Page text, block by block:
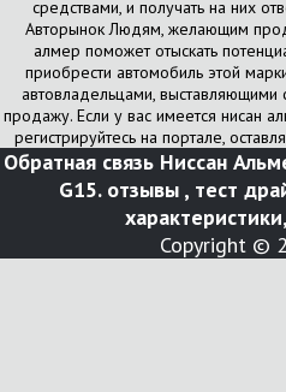
средствами, и получать на них
Авторынок Людям, желающим
алмер поможет отыскать
приобрести автомобиль этой
автовладельцами, выставляющими
продажу. Если у вас имеется нисан
регистрируйтесь на портале,
Обратная связь Ниссан
G15. отзывы , тест
Copyright ©